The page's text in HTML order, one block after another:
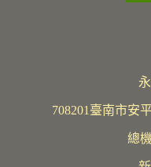
708201臺南市安
總